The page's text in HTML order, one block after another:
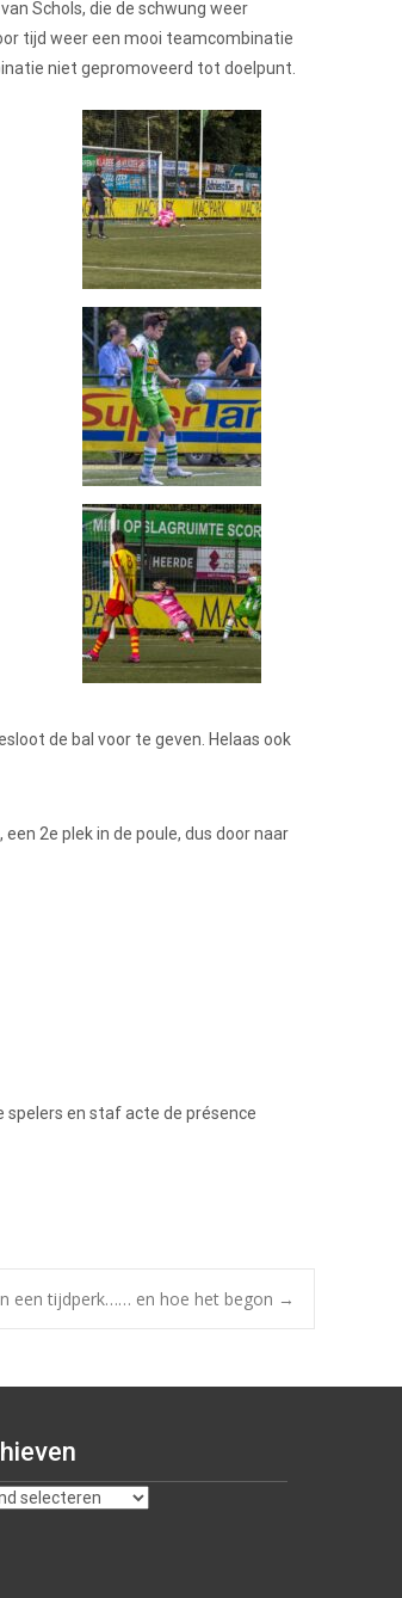
Schols, die de schwung weer
tijd weer een mooi teamcombinatie
niet gepromoveerd tot doelpunt.
de bal voor te geven. Helaas ook
2e plek in de poule, dus door naar
spelers en staf acte de présence
een tijdperk…… en hoe het begon →